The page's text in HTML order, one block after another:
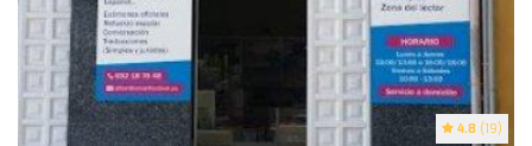
4.8 (19)